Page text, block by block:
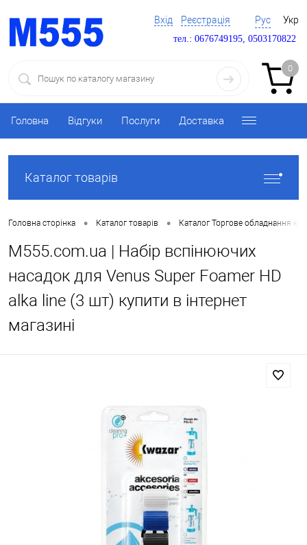
Вхід Реєстрація Рус Укр
тел.: 0676749195, 0503170822
0
Головна Відгуки Послуги Доставка
Каталог товарів
Головна сторінка • Каталог товарів • Каталог Торгове обладнання
M555.com.ua | Набір вспінюючих
насадок для Venus Super Foamer HD
alka line (3 шт) купити в інтернет
магазині